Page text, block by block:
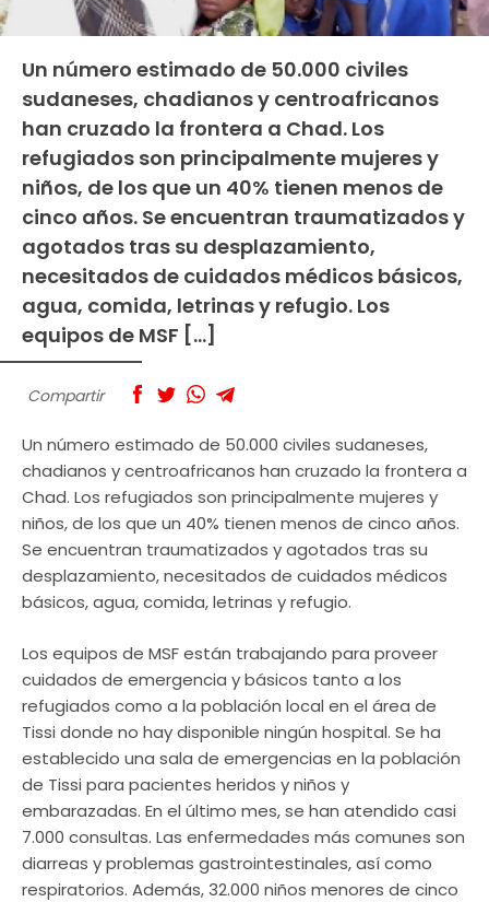
Un número estimado de 50.000 civiles
sudaneses, chadianos y centroafricanos
han cruzado la frontera a Chad. Los
refugiados son principalmente mujeres y
niños, de los que un 40% tienen menos de
cinco años. Se encuentran traumatizados y
agotados tras su desplazamiento,
necesitados de cuidados médicos básicos,
agua, comida, letrinas y refugio. Los
equipos de MSF […]
Compartir
Un número estimado de 50.000 civiles sudaneses,
chadianos y centroafricanos han cruzado la frontera a
Chad. Los refugiados son principalmente mujeres y
niños, de los que un 40% tienen menos de cinco años.
Se encuentran traumatizados y agotados tras su
desplazamiento, necesitados de cuidados médicos
básicos, agua, comida, letrinas y refugio.
Los equipos de MSF están trabajando para proveer
cuidados de emergencia y básicos tanto a los
refugiados como a la población local en el área de
Tissi donde no hay disponible ningún hospital. Se ha
establecido una sala de emergencias en la población
de Tissi para pacientes heridos y niños y
embarazadas. En el último mes, se han atendido casi
7.000 consultas. Las enfermedades más comunes son
diarreas y problemas gastrointestinales, así como
respiratorios. Además, 32.000 niños menores de cinco